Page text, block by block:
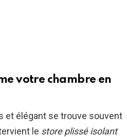
votre chambre en
et élégant se trouve souvent
le store plissé isolant